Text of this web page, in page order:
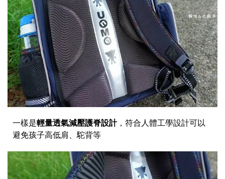
一樣是輕量透氣減壓護脊設計，符合人體工學設計可以
避免孩子高低肩、駝背等